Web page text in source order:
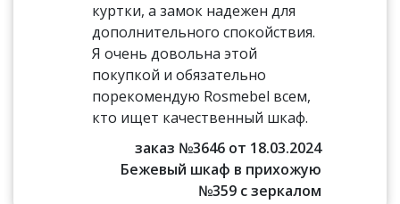
куртки, а замок надежен для
дополнительного спокойствия.
Я очень довольна этой
покупкой и обязательно
порекомендую Rosmebel всем,
кто ищет качественный шкаф.
заказ №3646 от 18.03.2024
Бежевый шкаф в прихожую
№359 с зеркалом